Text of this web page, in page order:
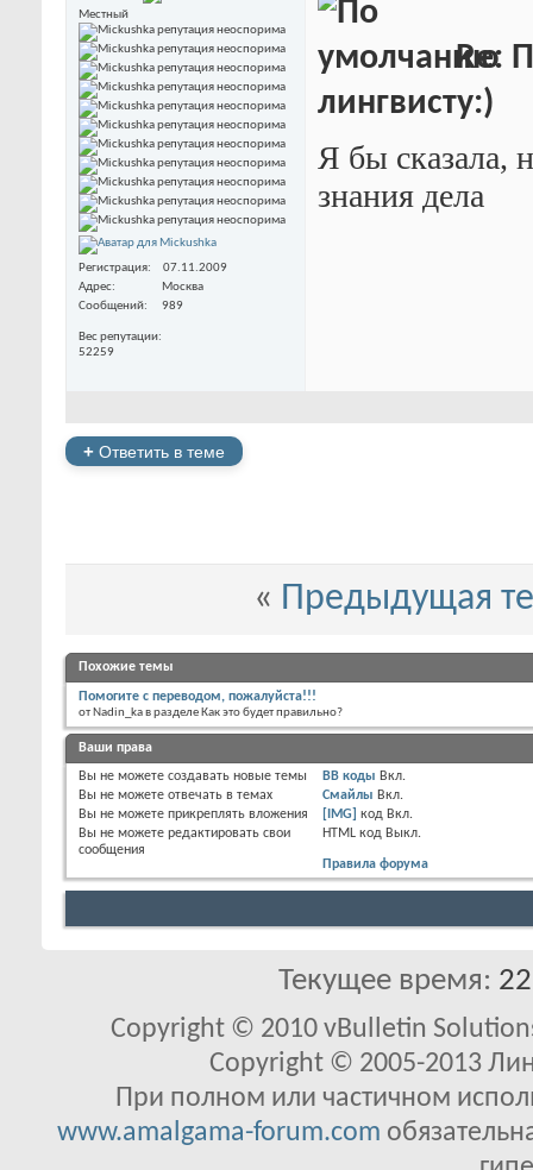
Местный
Регистрация
07.11.2009
Адрес
Москва
Сообщений
989
Вес репутации
52259
Re:
лингвисту:)
Я бы сказала,
знания дела
+ Ответить в теме
« Предыдущая
Похожие темы
Помогите с переводом, пожалуйста!!!
от Nadin_ka в разделе Как это будет правильно?
Ваши права
Вы не можете создавать новые темы
Вы не можете отвечать в темах
Вы не можете прикреплять вложения
Вы не можете редактировать свои
сообщения
BB коды Вкл.
Смайлы Вкл.
[IMG] код Вкл.
HTML код Выкл.
Правила форума
Текущее время:
Copyright © 2010 vBulletin
Copyright © 2005-2013
При полном или частичном
www.amalgama-forum.com